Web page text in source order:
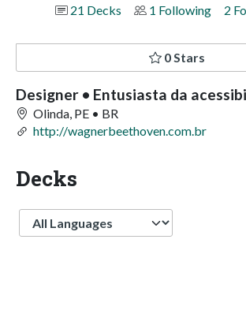
21 Decks
1 Following 2
0 Stars
Designer • Entusiasta da
Olinda, PE • BR
http://wagnerbeethoven.com.br
Decks
Language